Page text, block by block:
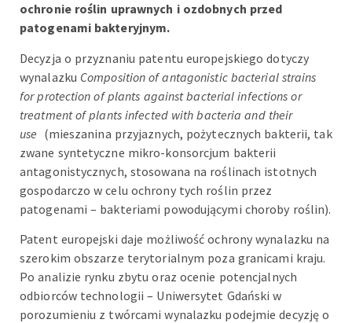
ochronie roślin uprawnych i ozdobnych przed
patogenami bakteryjnym.
Decyzja o przyznaniu patentu europejskiego dotyczy
wynalazku Composition of antagonistic bacterial strains
for protection of plants against bacterial infections or
treatment of plants infected with bacteria and their
use (mieszanina przyjaznych, pożytecznych bakterii, tak
zwane syntetyczne mikro-konsorcjum bakterii
antagonistycznych, stosowana na roślinach istotnych
gospodarczo w celu ochrony tych roślin przez
patogenami – bakteriami powodującymi choroby roślin).
Patent europejski daje możliwość ochrony wynalazku na
szerokim obszarze terytorialnym poza granicami kraju.
Po analizie rynku zbytu oraz ocenie potencjalnych
odbiorców technologii – Uniwersytet Gdański w
porozumieniu z twórcami wynalazku podejmie decyzję o